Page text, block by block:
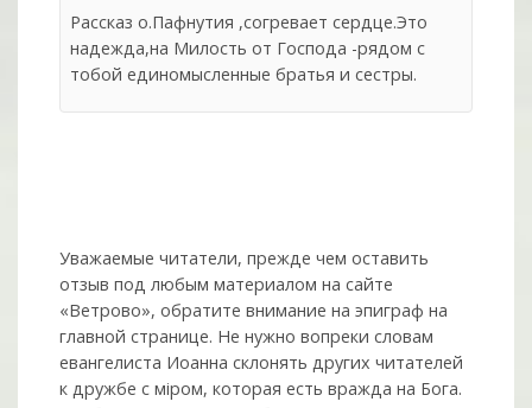
Рассказ о.Пафнутия ,согревает сердце.Это
надежда,на Милость от Господа -рядом с
тобой единомысленные братья и сестры.
Уважаемые читатели, прежде чем оставить
отзыв под любым материалом на сайте
«Ветрово», обратите внимание на эпиграф на
главной странице. Не нужно вопреки словам
евангелиста Иоанна склонять других читателей
к дружбе с мiром, которая есть вражда на Бога.